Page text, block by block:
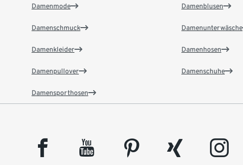
Damenmode
Damenschmuck
Damenkleider
Damenpullover
Damensporthosen
Damenblusen
Damenunterwäsche
Damenhosen
Damenschuhe
facebook youtube pinterest xing instagram